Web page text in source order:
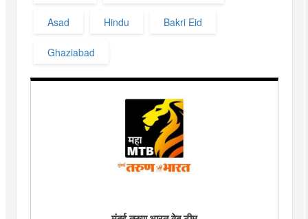
Asad Hindu Bakri Eid
Ghaziabad